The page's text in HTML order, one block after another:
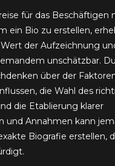
für das Beschäftigen
ein Bio zu erstellen,
der Aufzeichnung
unschätzbar.
über der
die Wahl des
die Etablierung klarer
und Annahmen kann
Biografie erstellen,